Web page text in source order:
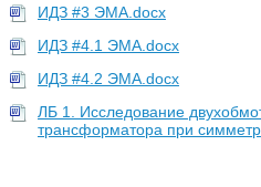
ИДЗ #3 ЭМА.docx
ИДЗ #4.1 ЭМА.docx
ИДЗ #4.2 ЭМА.docx
ЛБ 1. Исследование
трансформатора при